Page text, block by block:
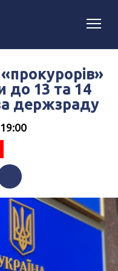
до 13 та 14
держзраду